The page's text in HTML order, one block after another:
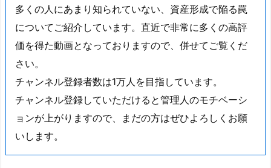
多くの人にあまり知られていない、資産形成で陥る罠
についてご紹介しています。直近で非常に多くの高評
価を得た動画となっておりますので、併せてご覧くだ
さい。
チャンネル登録者数は1万人を目指しています。
チャンネル登録していただけると管理人のモチベーシ
ョンが上がりますので、まだの方はぜひよろしくお願
いします。